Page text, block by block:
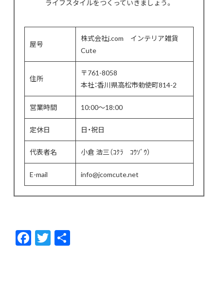
ライフスタイルをつくっていきましょう。
屋号
株式会社j.com インテリア雑貨
Cute
住所
〒761-8058
本社：香川県高松市勅使町814-2
営業時間 10:00〜18:00
定休日 日・祝日
代表者名 小倉 浩三（ｺｸﾗ ｺｳｿﾞｳ）
E-mail info@jcomcute.net
F
ac
T
w